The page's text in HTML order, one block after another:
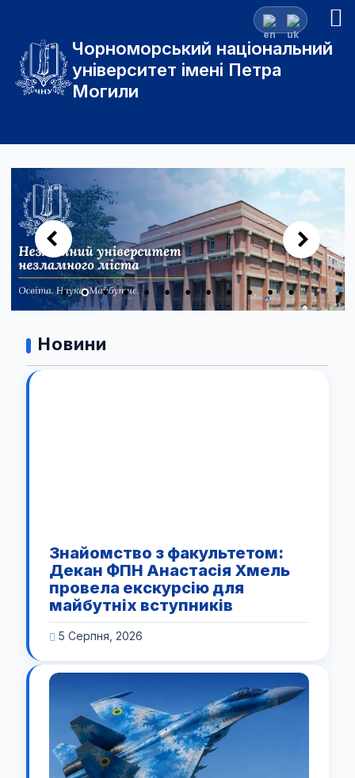
Чорноморський національний
університет імені Петра
Могили
Новини
Знайомство з факультетом:
Декан ФПН Анастасія Хмель
провела екскурсію для
майбутніх вступників
5 Серпня, 2026